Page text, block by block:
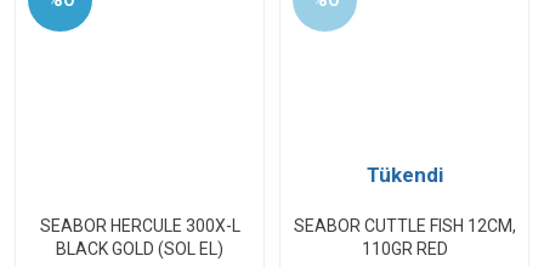
SEABOR HERCULE 300X-L
BLACK GOLD (SOL EL)
Tükendi
SEABOR CUTTLE FISH 12CM,
110GR RED